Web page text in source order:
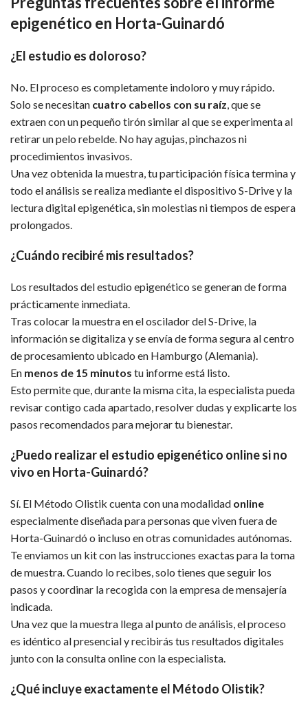
epigenético en Horta-Guinardó
¿El estudio es doloroso?
No. El proceso es completamente indoloro y muy rápido.
Solo se necesitan cuatro cabellos con su raíz, que se
extraen con un pequeño tirón similar al que se experimenta al
retirar un pelo rebelde. No hay agujas, pinchazos ni
procedimientos invasivos.
Una vez obtenida la muestra, tu participación física termina y
todo el análisis se realiza mediante el dispositivo S-Drive y la
lectura digital epigenética, sin molestias ni tiempos de espera
prolongados.
¿Cuándo recibiré mis resultados?
Los resultados del estudio epigenético se generan de forma
prácticamente inmediata.
Tras colocar la muestra en el oscilador del S-Drive, la
información se digitaliza y se envía de forma segura al centro
de procesamiento ubicado en Hamburgo (Alemania).
En menos de 15 minutos tu informe está listo.
Esto permite que, durante la misma cita, la especialista pueda
revisar contigo cada apartado, resolver dudas y explicarte los
pasos recomendados para mejorar tu bienestar.
¿Puedo realizar el estudio epigenético online si no
vivo en Horta-Guinardó?
Sí. El Método Olistik cuenta con una modalidad online
especialmente diseñada para personas que viven fuera de
Horta-Guinardó o incluso en otras comunidades autónomas.
Te enviamos un kit con las instrucciones exactas para la toma
de muestra. Cuando lo recibes, solo tienes que seguir los
pasos y coordinar la recogida con la empresa de mensajería
indicada.
Una vez que la muestra llega al punto de análisis, el proceso
es idéntico al presencial y recibirás tus resultados digitales
junto con la consulta online con la especialista.
¿Qué incluye exactamente el Método Olistik?